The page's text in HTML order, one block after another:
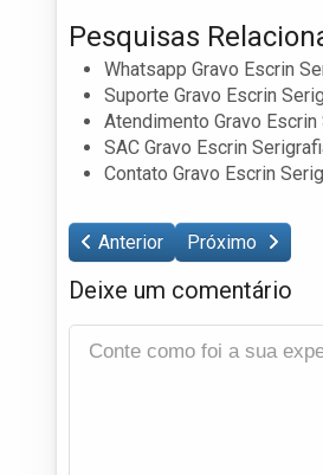
Pesquisas
Whatsapp Gravo Escrin
Suporte Gravo Escrin
Atendimento Gravo
SAC Gravo Escrin
Contato Gravo Escrin
Anterior Próximo
Deixe um comentário